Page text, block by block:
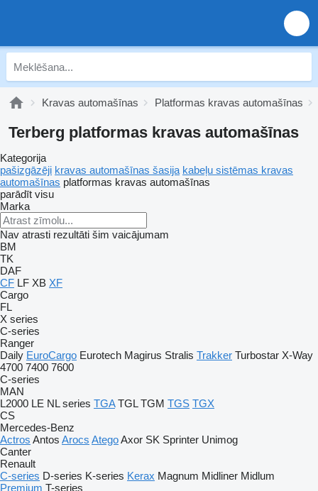
Kravas automašīnas Platformas kravas automašīnas
Terberg platformas kravas automašīnas
Kategorija
pašizgāzēji kravas automašīnas šasija kabeļu sistēmas kravas
automašīnas platformas kravas automašīnas
parādīt visu
Marka
Nav atrasti rezultāti šim vaicājumam
BM
TK
DAF
CF LF XB XF
Cargo
FL
X series
C-series
Ranger
Daily EuroCargo Eurotech Magirus Stralis Trakker Turbostar X-Way
4700 7400 7600
C-series
MAN
L2000 LE NL series TGA TGL TGM TGS TGX
CS
Mercedes-Benz
Actros Antos Arocs AtegoAxor SK Sprinter Unimog
Canter
Renault
C-series D-series K-series Kerax Magnum Midliner Midlum
Premium T-series